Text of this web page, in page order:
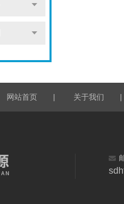
网站首页 | 关于我们 |